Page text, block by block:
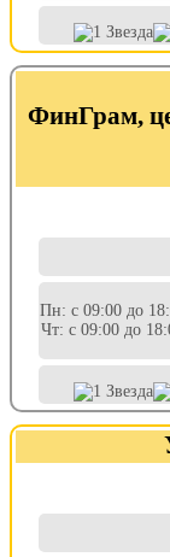
ФинГрам,
Пн: с 09:00 до
Чт: с 09:00 до